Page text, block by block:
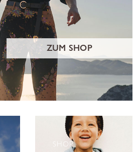
ZUM SHOP
SHOP